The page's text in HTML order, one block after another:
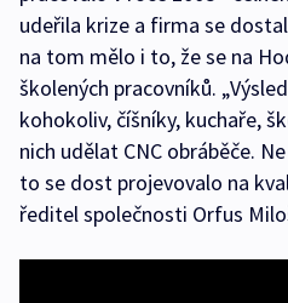
udeřila krize a firma se
na tom mělo i to, že se na
školených pracovníků.
kohokoliv, číšníky, kuchaře,
nich udělat CNC obráběče.
to se dost projevovalo na
ředitel společnosti Orfus